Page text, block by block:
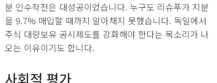
분 인수작전은 대성공이었습니다. 누구도 리슈푸가 지분
을 9.7% 매입할 때까지 알아채지 못했습니다. 독일에서
주식 대량보유 공시제도를 강화해야 한다는 목소리가 나
오는 이유이기도 합니다.
사회적 평가